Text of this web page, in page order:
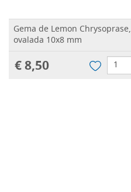
Gema de Lemon Chrysoprase,
ovalada 10x8 mm
€ 8,50